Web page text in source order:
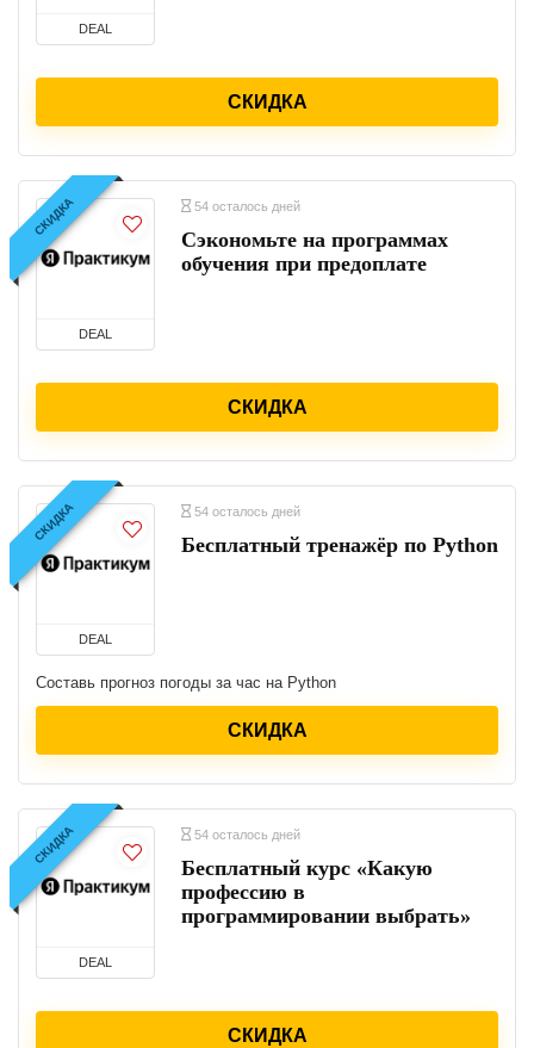
DEAL
СКИДКА
СКИДКА
DEAL
54 осталось дней
Сэкономьте на программах
обучения при предоплате
СКИДКА
СКИДКА
DEAL
54 осталось дней
Бесплатный тренажёр по Python
Составь прогноз погоды за час на Python
СКИДКА
СКИДКА
DEAL
54 осталось дней
Бесплатный курс «Какую
профессию в
программировании выбрать»
СКИДКА